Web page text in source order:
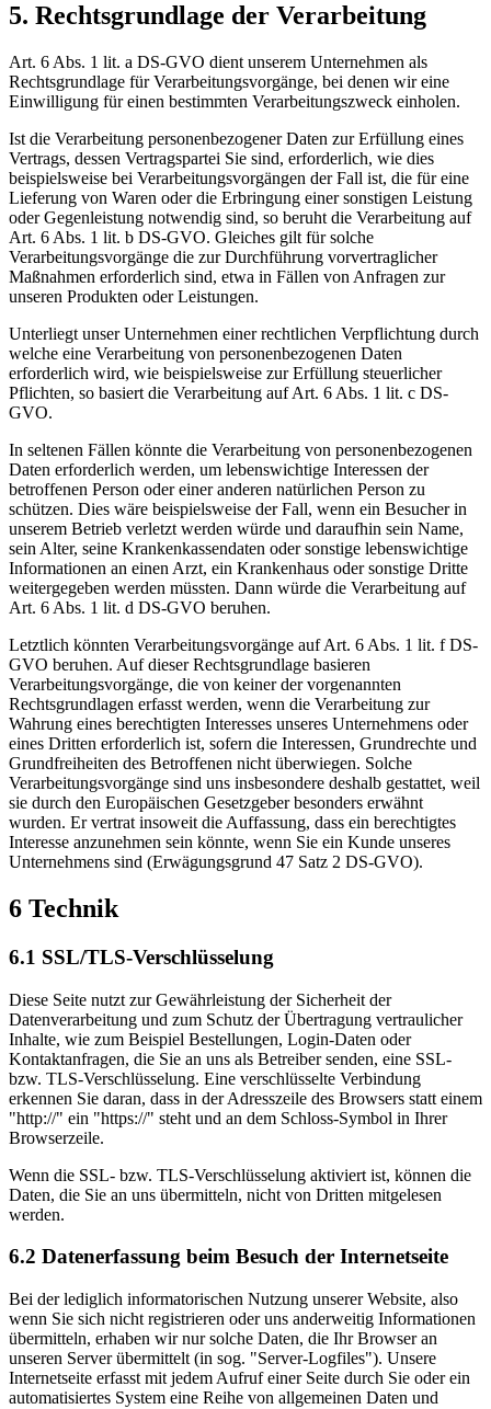
5. Rechtsgrundlage der Verarbeitung
Art. 6 Abs. 1 lit. a DS-GVO dient unserem Unternehmen als
Rechtsgrundlage für Verarbeitungsvorgänge, bei denen wir eine
Einwilligung für einen bestimmten Verarbeitungszweck einholen.
Ist die Verarbeitung personenbezogener Daten zur Erfüllung eines
Vertrags, dessen Vertragspartei Sie sind, erforderlich, wie dies
beispielsweise bei Verarbeitungsvorgängen der Fall ist, die für eine
Lieferung von Waren oder die Erbringung einer sonstigen Leistung
oder Gegenleistung notwendig sind, so beruht die Verarbeitung auf
Art. 6 Abs. 1 lit. b DS-GVO. Gleiches gilt für solche
Verarbeitungsvorgänge die zur Durchführung vorvertraglicher
Maßnahmen erforderlich sind, etwa in Fällen von Anfragen zur
unseren Produkten oder Leistungen.
Unterliegt unser Unternehmen einer rechtlichen Verpflichtung durch
welche eine Verarbeitung von personenbezogenen Daten
erforderlich wird, wie beispielsweise zur Erfüllung steuerlicher
Pflichten, so basiert die Verarbeitung auf Art. 6 Abs. 1 lit. c DS-
GVO.
In seltenen Fällen könnte die Verarbeitung von personenbezogenen
Daten erforderlich werden, um lebenswichtige Interessen der
betroffenen Person oder einer anderen natürlichen Person zu
schützen. Dies wäre beispielsweise der Fall, wenn ein Besucher in
unserem Betrieb verletzt werden würde und daraufhin sein Name,
sein Alter, seine Krankenkassendaten oder sonstige lebenswichtige
Informationen an einen Arzt, ein Krankenhaus oder sonstige Dritte
weitergegeben werden müssten. Dann würde die Verarbeitung auf
Art. 6 Abs. 1 lit. d DS-GVO beruhen.
Letztlich könnten Verarbeitungsvorgänge auf Art. 6 Abs. 1 lit. f DS-
GVO beruhen. Auf dieser Rechtsgrundlage basieren
Verarbeitungsvorgänge, die von keiner der vorgenannten
Rechtsgrundlagen erfasst werden, wenn die Verarbeitung zur
Wahrung eines berechtigten Interesses unseres Unternehmens oder
eines Dritten erforderlich ist, sofern die Interessen, Grundrechte und
Grundfreiheiten des Betroffenen nicht überwiegen. Solche
Verarbeitungsvorgänge sind uns insbesondere deshalb gestattet, weil
sie durch den Europäischen Gesetzgeber besonders erwähnt
wurden. Er vertrat insoweit die Auffassung, dass ein berechtigtes
Interesse anzunehmen sein könnte, wenn Sie ein Kunde unseres
Unternehmens sind (Erwägungsgrund 47 Satz 2 DS-GVO).
6 Technik
6.1 SSL/TLS-Verschlüsselung
Diese Seite nutzt zur Gewährleistung der Sicherheit der
Datenverarbeitung und zum Schutz der Übertragung vertraulicher
Inhalte, wie zum Beispiel Bestellungen, Login-Daten oder
Kontaktanfragen, die Sie an uns als Betreiber senden, eine SSL-
bzw. TLS-Verschlüsselung. Eine verschlüsselte Verbindung
erkennen Sie daran, dass in der Adresszeile des Browsers statt einem
"http://" ein "https://" steht und an dem Schloss-Symbol in Ihrer
Browserzeile.
Wenn die SSL- bzw. TLS-Verschlüsselung aktiviert ist, können die
Daten, die Sie an uns übermitteln, nicht von Dritten mitgelesen
werden.
6.2 Datenerfassung beim Besuch der Internetseite
Bei der lediglich informatorischen Nutzung unserer Website, also
wenn Sie sich nicht registrieren oder uns anderweitig Informationen
übermitteln, erhaben wir nur solche Daten, die Ihr Browser an
unseren Server übermittelt (in sog. "Server-Logfiles"). Unsere
Internetseite erfasst mit jedem Aufruf einer Seite durch Sie oder ein
automatisiertes System eine Reihe von allgemeinen Daten und